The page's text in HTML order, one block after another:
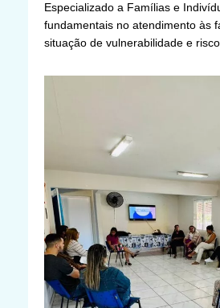
Especializado a Famílias e
fundamentais no atendimento às
situação de vulnerabilidade e